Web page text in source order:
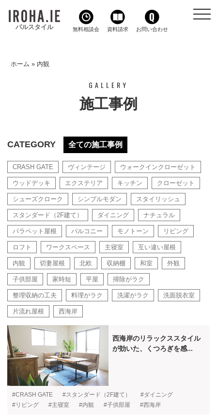
パルスタイル 無料相談会 資料請求 お問い合わせ
ホーム » 内観
GALLERY
施工事例
CATEGORY 全ての施工事例
CRASH GATE ヴィンテージ ウォークインクローゼット
ウッドデッキ エクステリア キッチン クローゼット
シューズクローク シンプルモダン スタイリッシュ
スタンダード（2F建て） ダイニング ナチュラル
パラペット屋根 バルコニー モノトーン リビング
ロフト ワークスペース 主寝室 互い違い屋根
内観 切妻屋根 北欧 収納棚 和室 外観
子供部屋 家時短 平屋 掃除がラク
整理収納の工夫 料理がラク 洗濯がラク 洗面脱衣室
片流れ屋根 西海岸
西海岸のリラックススタイル
が効いた、くつろぎを感...
#CRASH GATE #スタンダード（2F建て）
#ダイニング
#リビング
#主寝室 #内観 #子供部屋 #西海岸